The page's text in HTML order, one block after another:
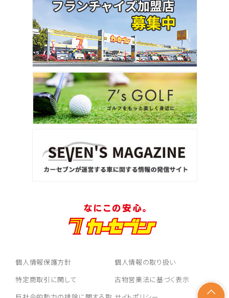
個人情報保護方針
個人情報の取り扱い
特定商取引に関して
古物営業法に基づく表示